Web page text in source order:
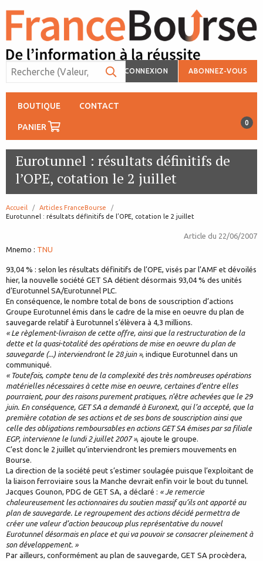
CONNEXION ABONNEZ-VOUS
BOUTIQUE CONTACT
PANIER 0
Eurotunnel : résultats définitifs de
l’OPE, cotation le 2 juillet
Accueil
Articles FranceBourse
page:
Eurotunnel : résultats définitifs de l’OPE, cotation le 2 juillet
Article du 22/06/2007
Mnemo : TNU
93,04 % : selon les résultats définitifs de l’OPE, visés par l’AMF et dévoilés
hier, la nouvelle société GET SA détient désormais 93,04 % des unités
d’Eurotunnel SA/Eurotunnel PLC.
En conséquence, le nombre total de bons de souscription d’actions
Groupe Eurotunnel émis dans le cadre de la mise en oeuvre du plan de
sauvegarde relatif à Eurotunnel s’élèvera à 4,3 millions.
« Le règlement-livraison de cette offre, ainsi que la restructuration de la
dette et la quasi-totalité des opérations de mise en oeuvre du plan de
sauvegarde (...) interviendront le 28 juin », indique Eurotunnel dans un
communiqué.
« Toutefois, compte tenu de la complexité des très nombreuses opérations
matérielles nécessaires à cette mise en oeuvre, certaines d’entre elles
pourraient, pour des raisons purement pratiques, n’être achevées que le 29
juin. En conséquence, GET SA a demandé à Euronext, qui l’a accepté, que la
première cotation de ses actions et de ses bons de souscription ainsi que
celle des obligations remboursables en actions GET SA émises par sa filiale
EGP, intervienne le lundi 2 juillet 2007 », ajoute le groupe.
C’est donc le 2 juillet qu’interviendront les premiers mouvements en
Bourse.
La direction de la société peut s’estimer soulagée puisque l’exploitant de
la liaison ferroviaire sous la Manche devrait enfin voir le bout du tunnel.
Jacques Gounon, PDG de GET SA, a déclaré : « Je remercie
chaleureusement les actionnaires du soutien massif qu’ils ont apporté au
plan de sauvegarde. Le regroupement des actions décidé permettra de
créer une valeur d’action beaucoup plus représentative du nouvel
Eurotunnel désormais en place et qui va pouvoir se consacrer pleinement à
son développement. »
Par ailleurs, conformément au plan de sauvegarde, GET SA procèdera,